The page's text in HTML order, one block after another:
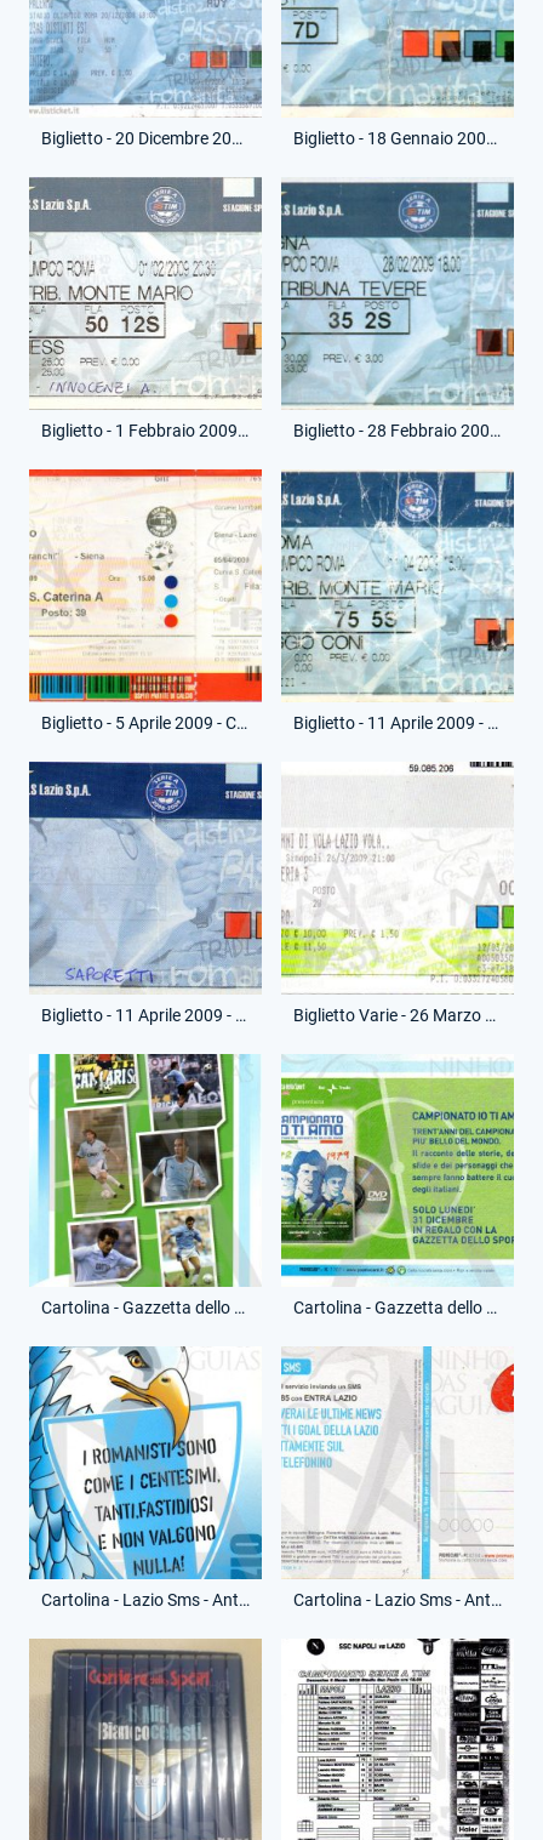
Biglietto - 20 Dicembre 2008 - Campionato Serie A - Lazio-Palermo Biglietto - 18 Gennaio 2009 - Campionato Serie A - Lazio-Juventus
Biglietto - 1 Febbraio 2009 - Campionato Serie A - Lazio-Milan Biglietto - 28 Febbraio 2009 - Campionato Serie A - Lazio-Bologna
Biglietto - 5 Aprile 2009 - Campionato Serie A - Siena-Lazio Biglietto - 11 Aprile 2009 - Campionato Serie A - Lazio-Roma
Biglietto - 11 Aprile 2009 - Campionato Serie A - Lazio-Roma Biglietto Varie - 26 Marzo 2009 - Evento - 25 Anni di Vola Lazio Vola..
Cartolina - Gazzetta dello Sport - Campionato io ti amo - (Fronte) Cartolina - Gazzetta dello Sport - Campionato io ti amo - (Retro)
Cartolina - Lazio Sms - Anti-Roma - (Fronte) Cartolina - Lazio Sms - Anti-Roma - (Retro)